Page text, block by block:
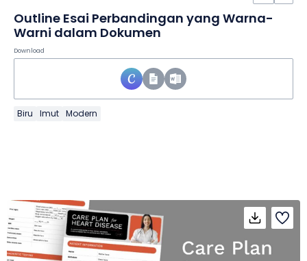
Outline Esai Perbandingan yang Warna-
Warni dalam Dokumen
Download
Biru Imut Modern